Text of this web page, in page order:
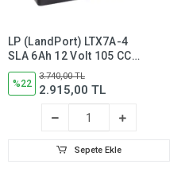
LP (LandPort) LTX7A-4
SLA 6Ah 12 Volt 105 CCA
akü, Bakım Gerektirmez -
50615
%22
3.740,00 TL
2.915,00 TL
Sepete Ekle